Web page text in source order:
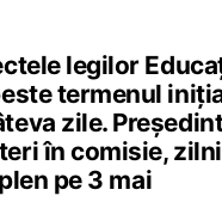
legilor
termenul
zile.
în comisie,
pe 3 mai